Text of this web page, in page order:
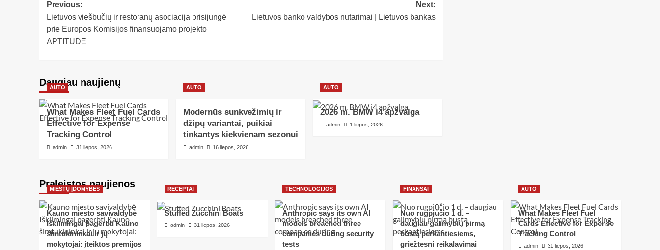
Previous:
Lietuvos viešbučių ir restoranų asociacija prisijungė
prie Europos Komisijos finansuojamo projekto
APTITUDE
Next:
Lietuvos banko valdybos nutarimai | Lietuvos bankas
Daugiau naujienų
AUTO
What Makes Fleet Fuel Cards
Effective for Expense
Tracking Control
admin 31 liepos, 2026
AUTO
Modernūs sunkvežimių ir
džipų variantai, puikiai
tinkantys kiekvienam sezonui
admin 16 liepos, 2026
AUTO
2026 m. BMW i4 apžvalga
admin 1 liepos, 2026
Praleistos naujienos
MIESTŲ ĮDOMYBĖS
Kauno miesto savivaldybė
Iškilmingai pagerbti Kauno
šimtukininkai ir jų
mokytojai: įteiktos premijos
RECEPTAI
Stuffed Zucchini Boats
admin 31 liepos, 2026
TECHNOLOGIJOS
Anthropic says its own AI
models breached three
companies during security
tests
FINANSAI
Nuo rugpjūčio 1 d. –
daugiau galimybių pirmą
būstą perkantiesiems,
griežtesni reikalavimai
AUTO
What Makes Fleet Fuel
Cards Effective for Expense
Tracking Control
admin 31 liepos, 2026